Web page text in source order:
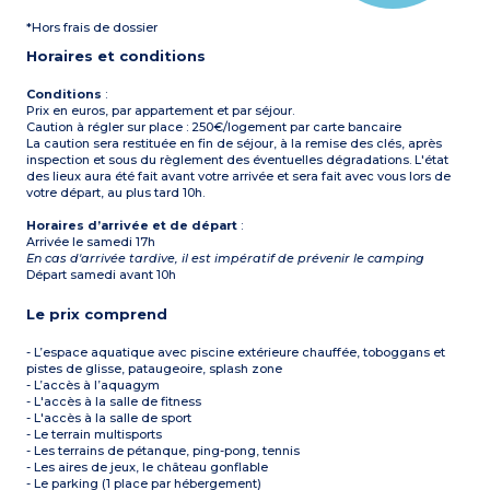
*Hors frais de dossier
Horaires et conditions
Conditions :
Prix en euros, par appartement et par séjour.
Caution à régler sur place : 250€/logement par carte bancaire
La caution sera restituée en fin de séjour, à la remise des clés, après
inspection et sous du règlement des éventuelles dégradations. L'état
des lieux aura été fait avant votre arrivée et sera fait avec vous lors de
votre départ, au plus tard 10h.
Horaires d’arrivée et de départ :
Arrivée le samedi 17h
En cas d'arrivée tardive, il est impératif de prévenir le camping
Départ samedi avant 10h
Le prix comprend
- L’espace aquatique avec piscine extérieure chauffée, toboggans et
pistes de glisse, pataugeoire, splash zone
- L’accès à l’aquagym
- L'accès à la salle de fitness
- L'accès à la salle de sport
- Le terrain multisports
- Les terrains de pétanque, ping-pong, tennis
- Les aires de jeux, le château gonflable
- Le parking (1 place par hébergement)